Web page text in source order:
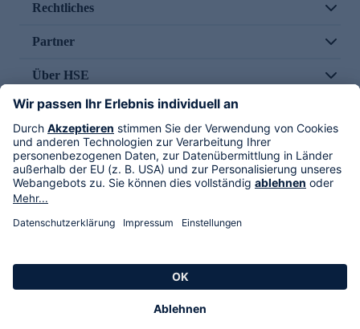
Rechtliches
Partner
Über HSE
Im TV
HSE International